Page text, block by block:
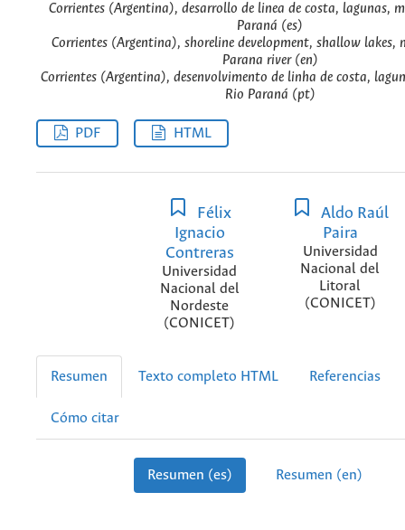
Corrientes (Argentina), desarrollo de linea de costa, lagunas,
Paraná (es)
Corrientes (Argentina), shoreline development, shallow lakes,
Parana river (en)
Corrientes (Argentina), desenvolvimento de linha de costa,
Rio Paraná (pt)
PDF HTML
Félix
Ignacio
Contreras
Universidad
Nacional del
Nordeste
(CONICET)
Aldo Raúl
Paira
Universidad
Nacional del
Litoral
(CONICET)
Resumen Texto completo HTML Referencias
Cómo citar
Resumen (es) Resumen (en)